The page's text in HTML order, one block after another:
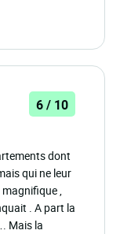
6 / 10
dont
qui ne leur
,
. A part la
Mais la